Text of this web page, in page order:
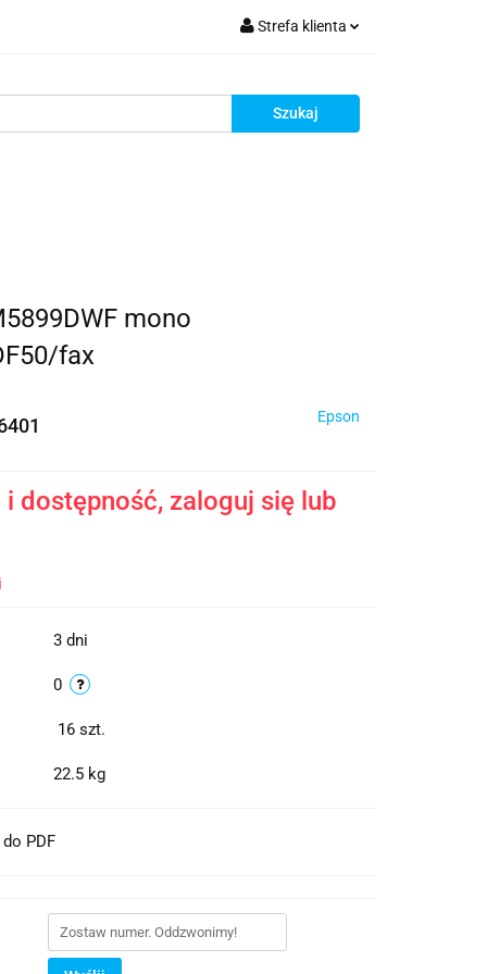
Strefa klienta
Zarejestruj się
mono
fax
Epson
i dostępność, zaloguj się lub
3 dni
0
16 szt.
22.5 kg
PDF